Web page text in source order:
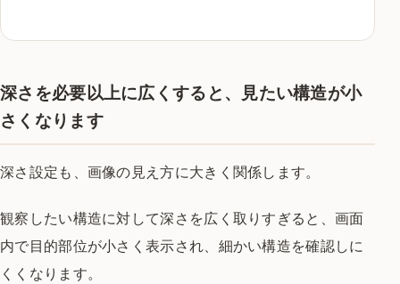
深さを必要以上に広くすると、見たい構造が小
さくなります
深さ設定も、画像の見え方に大きく関係します。
観察したい構造に対して深さを広く取りすぎると、画面
内で目的部位が小さく表示され、細かい構造を確認しに
くくなります。